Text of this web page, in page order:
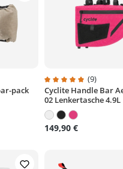
von 5 von 5 Sternen
pack
Durchschnittliche
(9)
Cyclite Handle Bar
02 Lenkertasche 4.9L
149,90 €